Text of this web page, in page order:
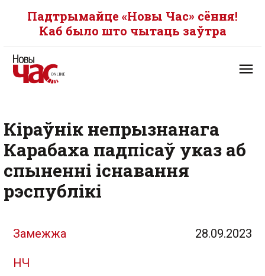
Падтрымайце «Новы Час» сёння!
Каб было што чытаць заўтра
Кіраўнік непрызнанага
Карабаха падпісаў указ аб
спыненні існавання
рэспублікі
Замежжа 28.09.2023
НЧ